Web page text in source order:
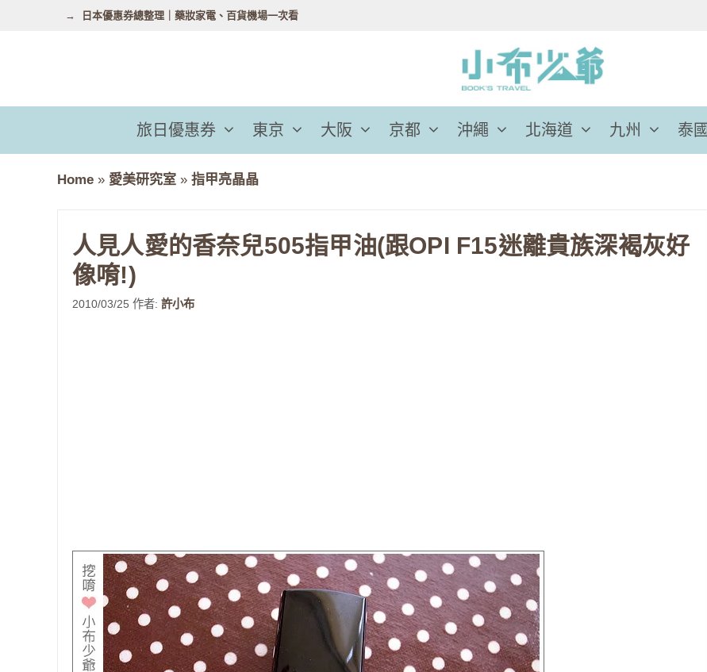
容
日本優惠券總整理｜藥妝家電、百貨機場一次看
旅日優惠券 東京 大阪 京都 沖繩 北海道 九州 泰國
Home » 愛美研究室 » 指甲亮晶晶
人見人愛的香奈兒505指甲油(跟OPI F15迷離貴族深褐灰好
像唷!)
2010/03/25 作者: 許小布